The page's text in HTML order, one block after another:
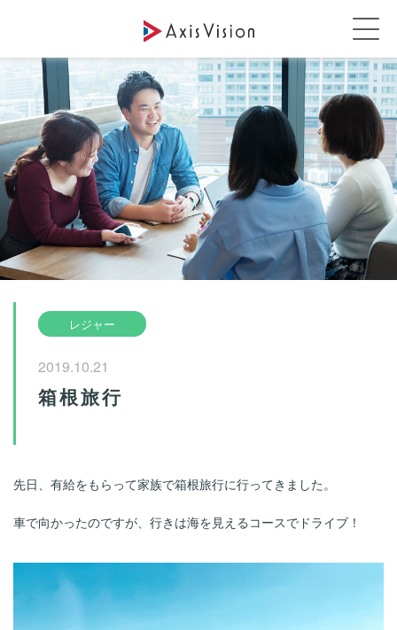
レジャー
2019.10.21
箱根旅行
先日、有給をもらって家族で箱根旅行に行ってきました。
車で向かったのですが、行きは海を見えるコースでドライブ！